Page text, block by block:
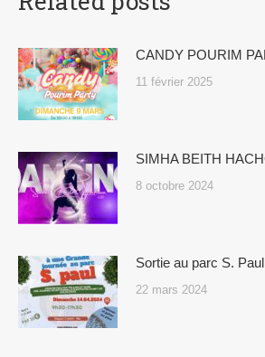
CANDY POURIM
11 février 2025
SIMHA BEITH
8 octobre 2024
Sortie au parc S.
22 mars 2024